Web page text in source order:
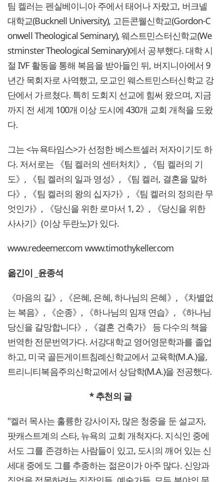
팀 켈러는 펜실베이니아 주에서 태어나 자랐고, 버크넬
대학교(Bucknell University), 고든콘웰신학교(Gordon-C
onwell Theological Seminary), 웨스트민스터신학교(We
stminster Theological Seminary)에서 공부했다. 대학 시
절 IVF 활동을 통해 복음을 받아들인 뒤, 버지니아에서 9
년간 목회자로 사역했고, 모교인 웨스트민스터신학교 강
단에서 가르쳤다. 특히 도회지 선교에 힘써 왔으며, 지금
까지 전 세계 100개 이상 도시에 430개 교회 개척을 도왔
다.
그는 <뉴욕타임스>가 선정한 베스트셀러 저자이기도 하
다. 저서로는 《팀 켈러의 센터처치》, 《팀 켈러의 기
도》, 《팀 켈러의 일과 영성》, 《팀 켈러, 결혼을 말하
다》, 《팀 켈러의 왕의 십자가》, 《팀 켈러의 정의란 무
엇인가》, 《당신을 위한 로마서 1, 2》, 《당신을 위한
사사기》(이상 두란노)가 있다.
www.redeemer.com www.timothykeller.com
옮긴이 _윤종석
《마음의 길》, 《은혜, 은혜, 하나님의 은혜》, 《차별없
는 복음》, 《순종》, 《하나님의 임재 연습》, 《하나님
당신을 갈망합니다》, 《결혼 건축가》 등 다수의 책을
번역한 전문번역가다. 서강대학교 영어영문학과를 졸업
하고, 미국 골든게이트침례신학교에서 교육학(M.A.)을,
트리니티복음주의신학교에서 상담학(M.A.)을 전공했다.
*추천의 글
"켈러 목사는 훌륭한 강사이자, 많은 청중을 둔 설교자,
팟캐스트계의 스타, 뉴욕의 교회 개척자다. 지식인 중에
서도 그를 존경하는 사람들이 있고, 도시의 깨어 있는 신
세대 중에도 그를 추종하는 젊은이가 아주 많다. 신앙과